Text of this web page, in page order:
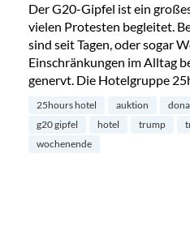
Der G20-Gipfel ist ein
vielen Protesten begleitet.
sind seit Tagen, oder sogar
Einschränkungen im Alltag
genervt. Die Hotelgruppe
25hours hotel auktion
g20 gipfel
hotel trump
wochenende